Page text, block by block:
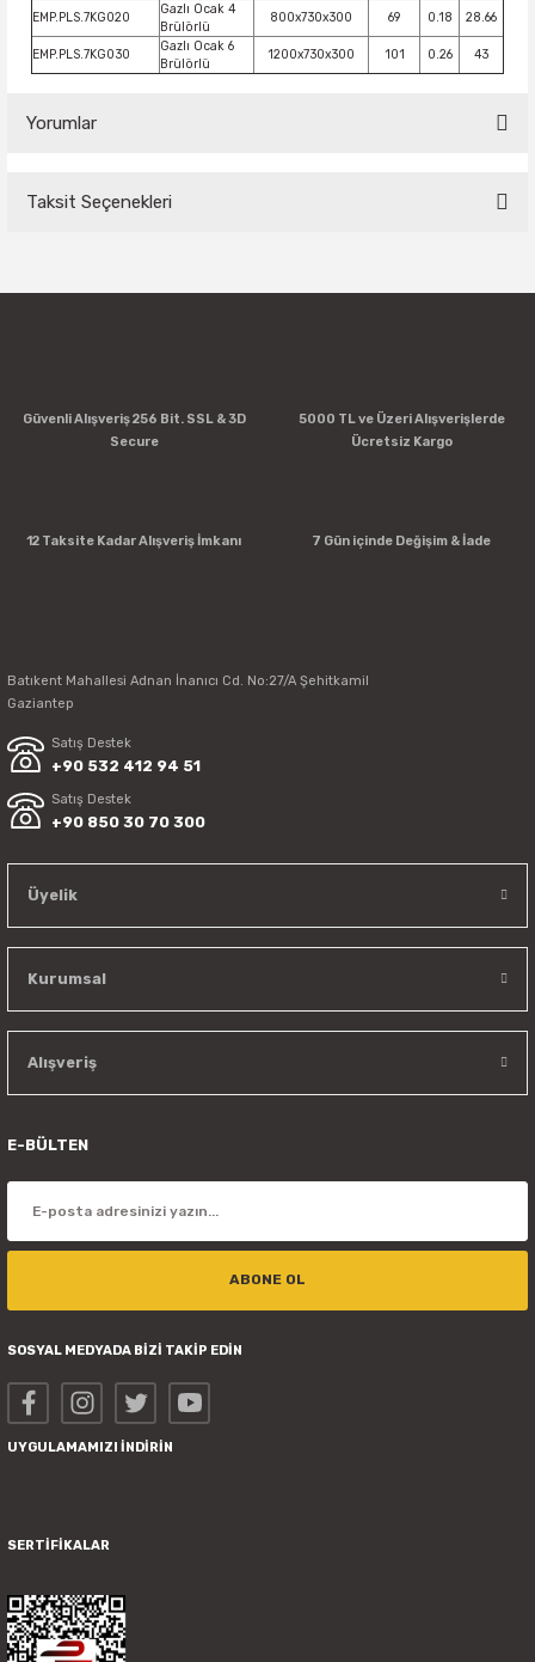
EMP.PLS.7KG020
Gazlı Ocak 4
Brülörlü
800x730x300 69 0.18 28.66
EMP.PLS.7KG030
Gazlı Ocak 6
Brülörlü
1200x730x300 101 0.26 43
Yorumlar
Yorum Yaz
Taksit Seçenekleri
Güvenli Alışveriş 256 Bit. SSL & 3D
Secure
5000 TL ve Üzeri Alışverişlerde
Ücretsiz Kargo
12 Taksite Kadar Alışveriş İmkanı 7 Gün içinde Değişim & İade
Batıkent Mahallesi Adnan İnanıcı Cd. No:27/A Şehitkamil
Gaziantep
Satış Destek
+90 532 412 94 51
Satış Destek
+90 850 30 70 300
Üyelik
Kurumsal
Alışveriş
E-BÜLTEN
ABONE OL
SOSYAL MEDYADA BİZİ TAKİP EDİN
UYGULAMAMIZI İNDİRİN
SERTİFİKALAR